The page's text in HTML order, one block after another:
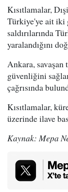
Kısıtlamalar,
Türkiye'ye ait iki
saldırılarında
yaralandığını
Ankara, savaşan
güvenliğini
çağrısında
Kısıtlamalar,
üzerinde ilave
Kaynak: Mepa